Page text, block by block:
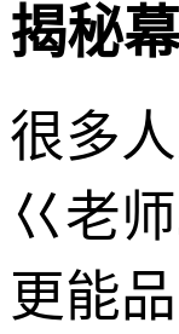
揭秘
很多
巜老
更能